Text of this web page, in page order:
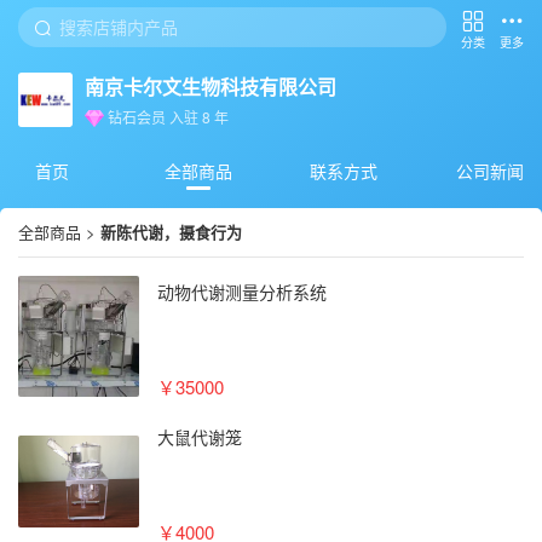
分类 更多
南京卡尔文生物科技有限公司
钻石会员 入驻8 年
首页 全部商品 联系方式 公司新闻
全部商品 > 新陈代谢，摄食行为
动物代谢测量分析系统
￥35000
大鼠代谢笼
￥4000